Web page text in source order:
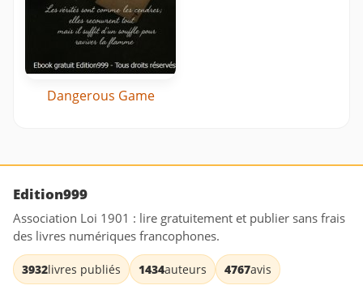
Dangerous Game
Edition999
Association Loi 1901 : lire gratuitement et publier sans frais
des livres numériques francophones.
3932livres publiés 1434auteurs 4767avis